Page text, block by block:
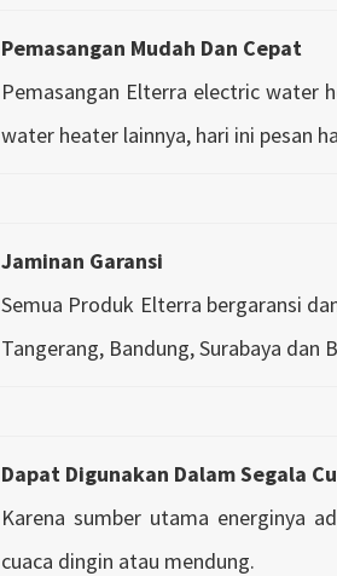
Pemasangan Mudah Dan Cepat
Pemasangan Elterra electric water
water heater lainnya, hari ini pesan
Jaminan Garansi
Semua Produk Elterra bergaransi
Tangerang, Bandung, Surabaya dan
Dapat Digunakan Dalam Segala
Karena sumber utama energinya
cuaca dingin atau mendung.